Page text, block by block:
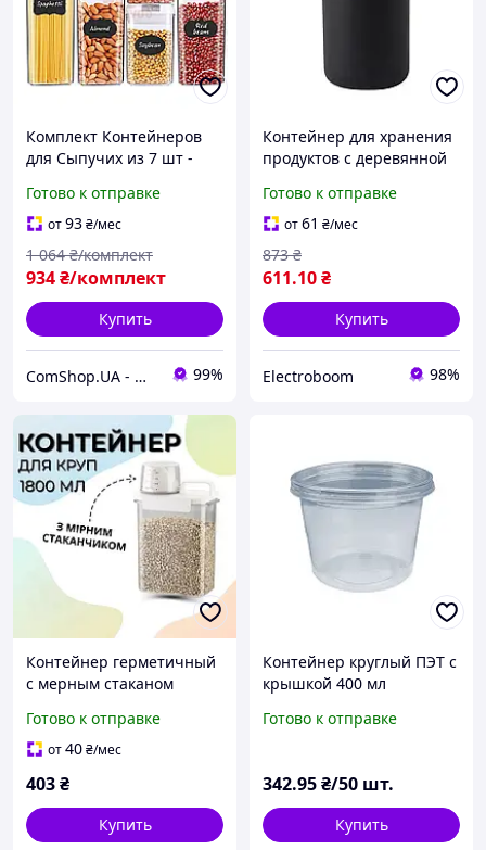
Комплект Контейнеров
для Сыпучих из 7 шт -
ОРИГИНАЛ ТМ Comshop
Готово к отправке
от93₴/мес
934₴/комплект
1 064 ₴/комплект
Купить
ComShop.UA - Магазин TM Комшоп 99%
Контейнер для хранения
продуктов с деревянной
черный контейнер для
хранения продуктов
Готово к отправке
от61 ₴/мес
611.10₴
873 ₴
Купить
Electroboom 98%
Контейнер герметичный
с мерным стаканом
прозрачный для сыпучих
продуктов
Готово к отправке
от40₴/мес
403₴
Купить
Контейнер круглый ПЭТ с
крышкой 400 мл
Готово к отправке
342.95₴/50 шт.
Купить